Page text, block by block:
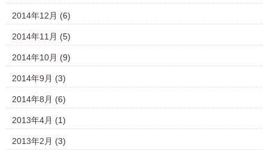
2014年12月 (6)
2014年11月 (5)
2014年10月 (9)
2014年9月 (3)
2014年8月 (6)
2013年4月 (1)
2013年2月 (3)